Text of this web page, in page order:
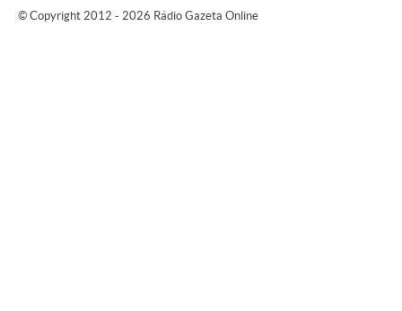
© Copyright 2012 - 2026 Rádio Gazeta Online